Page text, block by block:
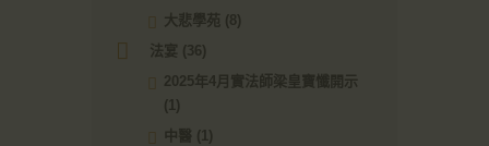
大悲學苑 (8)
法宴 (36)
2025年4月實法師梁皇寶懺開示
(1)
中醫 (1)